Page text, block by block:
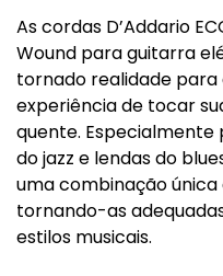
As cordas D’Addario
Wound para guitarra
tornado realidade
experiência de tocar
quente.
do jazz e lendas do
uma combinação única
tornando-as
estilos musicais.